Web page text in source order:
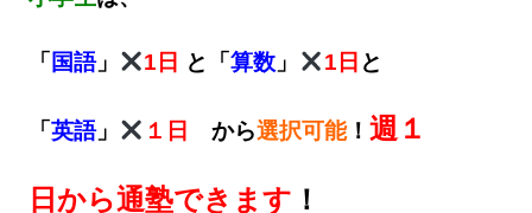
「国語」 1日 と「算数 」 1日 と
「英語」 １日 から選択可能！週１
日から通塾できます ！